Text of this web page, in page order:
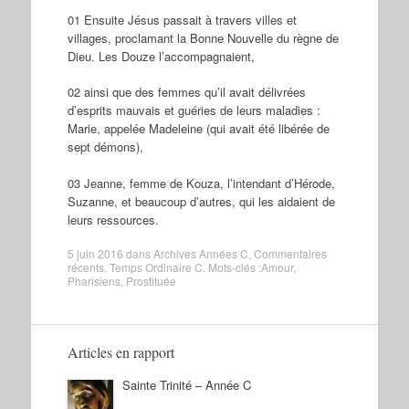
01 Ensuite Jésus passait à travers villes et
villages, proclamant la Bonne Nouvelle du règne de
Dieu. Les Douze l’accompagnaient,
02 ainsi que des femmes qu’il avait délivrées
d’esprits mauvais et guéries de leurs maladies :
Marie, appelée Madeleine (qui avait été libérée de
sept démons),
03 Jeanne, femme de Kouza, l’intendant d’Hérode,
Suzanne, et beaucoup d’autres, qui les aidaient de
leurs ressources.
5 juin 2016 dansArchives Années C Commentaires
récents, Temps Ordinaire C . Mots-clés :Amour,
Pharisiens, Prostituée
Articles en rapport
Sainte Trinité – Année C